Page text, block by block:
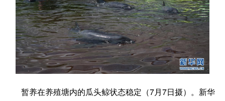
访谈 视频 图片 政务
法律 中央文件 金融 汽车
食品 人居 信息化 数字经济
暂养在养殖塘内的瓜头鲸状态稳定（7月7日摄）。新华